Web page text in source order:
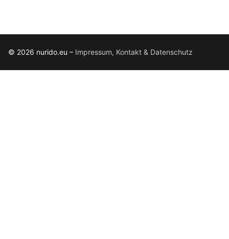
© 2026 nurido.eu – Impressum, Kontakt & Datenschutz